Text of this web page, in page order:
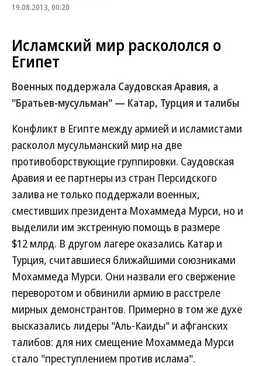
19.08.2013, 00:20
Исламский мир раскололся о
Египет
Военных поддержала Саудовская Аравия, а
"Братьев-мусульман" — Катар, Турция и талибы
Конфликт в Египте между армией и исламистами
расколол мусульманский мир на две
противоборствующие группировки. Саудовская
Аравия и ее партнеры из стран Персидского
залива не только поддержали военных,
сместивших президента Мохаммеда Мурси, но и
выделили им экстренную помощь в размере
$12 млрд. В другом лагере оказались Катар и
Турция, считавшиеся ближайшими союзниками
Мохаммеда Мурси. Они назвали его свержение
переворотом и обвинили армию в расстреле
мирных демонстрантов. Примерно в том же духе
высказались лидеры "Аль-Каиды" и афганских
талибов: для них смещение Мохаммеда Мурси
стало "преступлением против ислама".